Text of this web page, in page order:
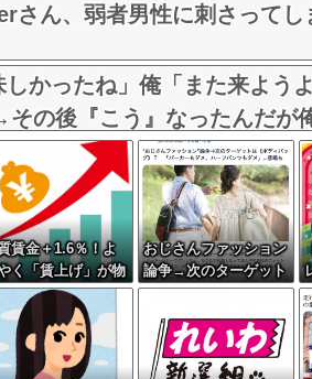
さん、弱者男性に刺さって
しかったね」俺「また来よう
の後『こう』なったんだが
賃金＋1.6％！よ
く「賃上げ」が物
に追いつくｗｗｗ
おじさんファッション
論争→次のターゲット
はボディバッグ?パー
ツもダメ悲鳴も